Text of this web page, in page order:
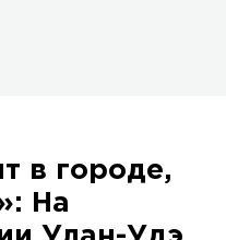
в городе,
На